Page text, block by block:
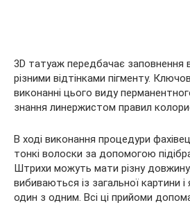
3D татуаж передбачає заповнення
різними відтінками пігменту.
виконанні цього виду
знання линержистом правил
В ході виконання процедури
тонкі волоски за допомогою
Штрихи можуть мати різну довжину.
вибиваються із загальної картини
один з одним. Всі ці прийоми